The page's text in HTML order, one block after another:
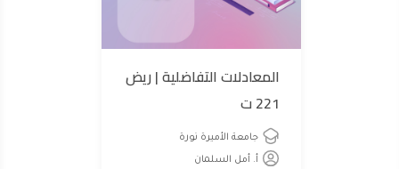
المعادلات التفاضلية | ريض
221 ت
جامعة الأميرة نورة
أ. أمل السلمان